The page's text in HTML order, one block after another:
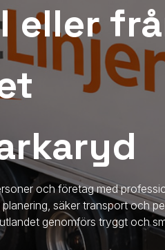
och företag med
planering, säker transport och
genomförs tryggt och